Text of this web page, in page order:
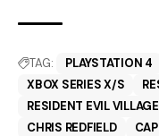
TAG: PLAYSTATION 4
XBOX SERIES X/S
RESIDENT EVIL VILLAGE
CHRIS REDFIELD